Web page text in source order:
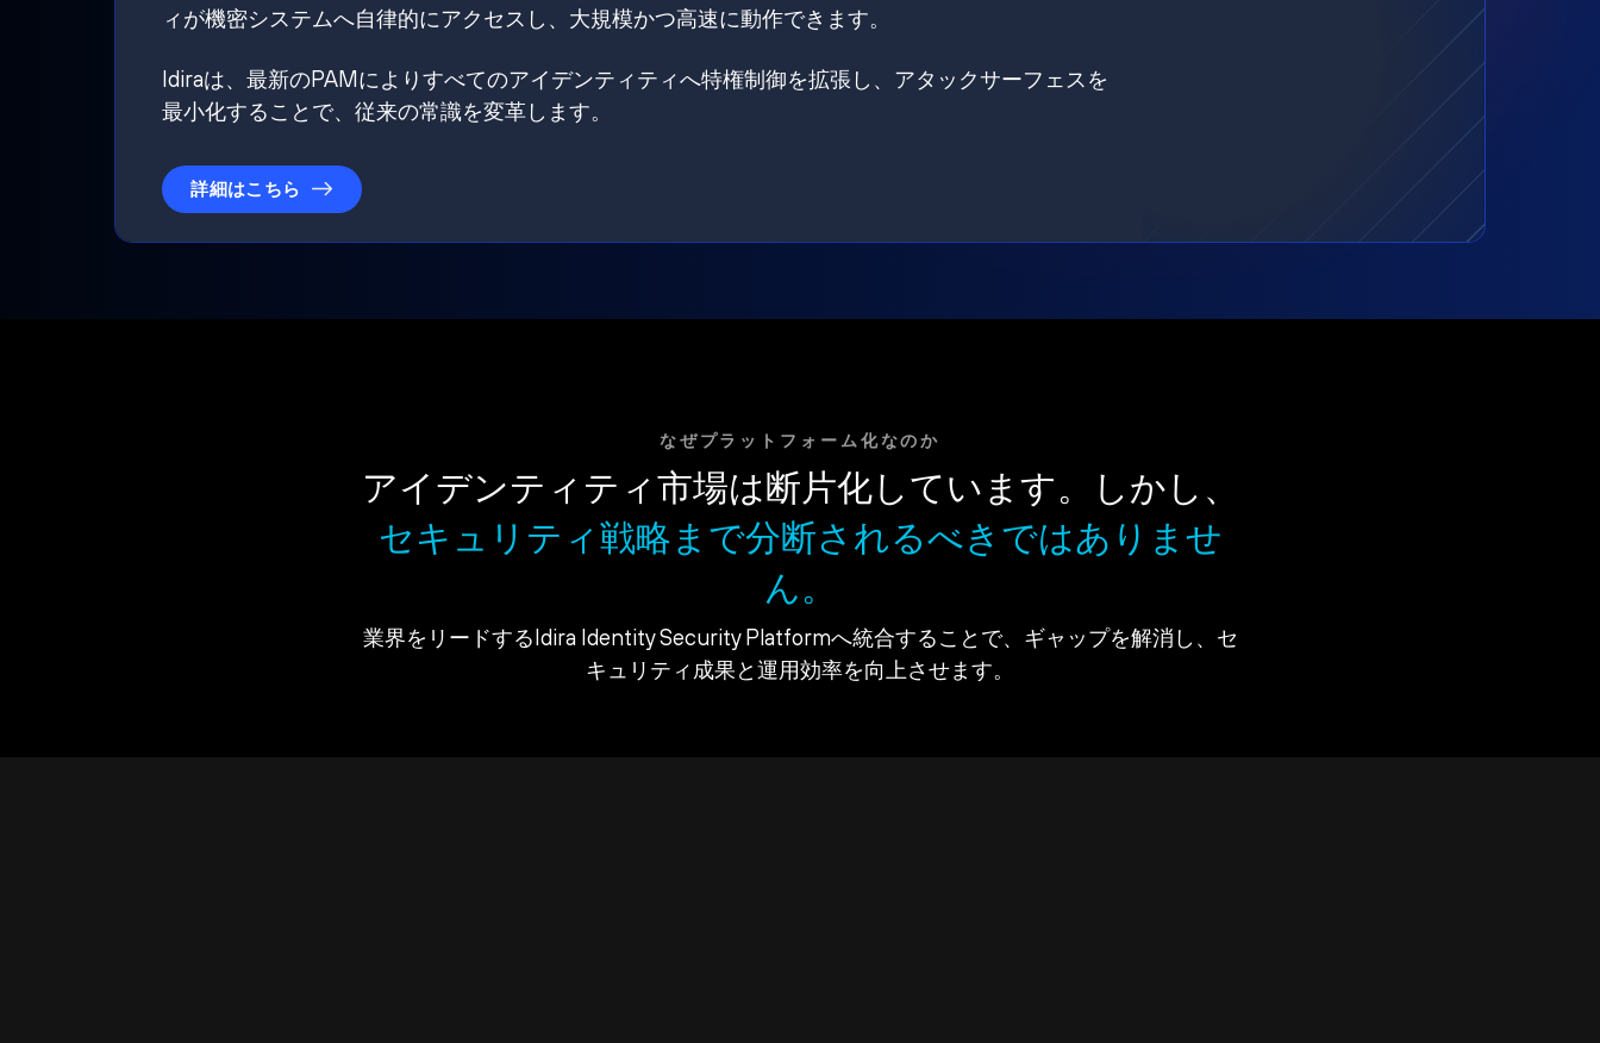
ィが機密システムへ自律的にアクセスし、大規模かつ高速に動作できます。
Idiraは、最新のPAMによりすべてのアイデンティティへ特権制御を拡張し、アタックサーフェスを
最小化することで、従来の常識を変革します。
詳細はこちら
なぜプラットフォーム化なのか
アイデンティティ市場は断片化しています。しかし、
セキュリティ戦略まで分断されるべきではありませ
ん。
業界をリードするIdira Identity Security Platformへ統合することで、ギャップを解消し、セ
キュリティ成果と運用効率を向上させます。